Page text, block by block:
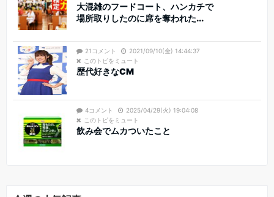
大混雑のフードコート、ハンカチで
場所取りしたのに席を奪われた...
21コメント
2021/09/10(金) 14:44:37
このトピをミュート
歴代好きなCM
4コメント
2025/04/29(火) 19:04:08
このトピをミュート
飲み会でムカついたこと